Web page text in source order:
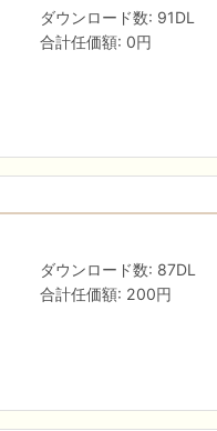
ダウンロード数: 91DL
合計任価額: 0円
ダウンロード数: 87DL
合計任価額: 200円